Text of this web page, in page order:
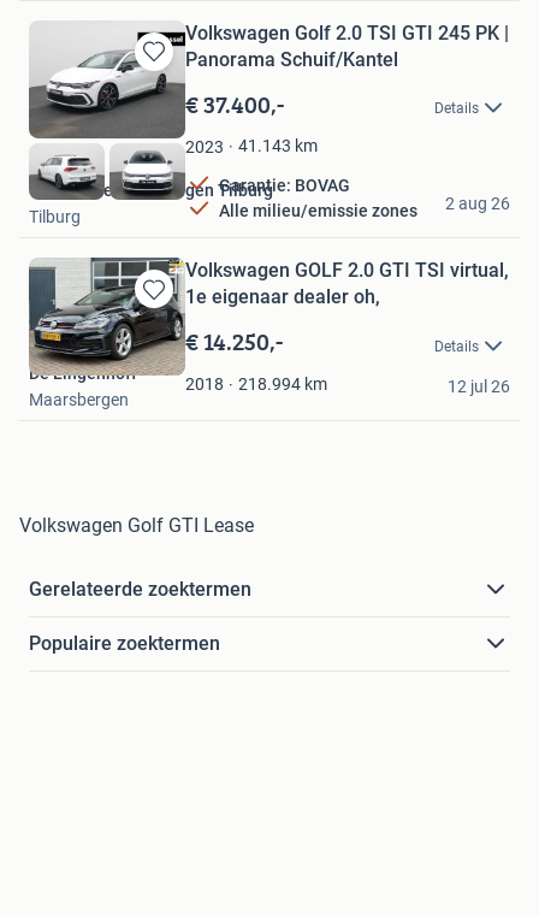
Bewaren
in
Favorieten
Volkswagen Golf 2.0 TSI GTI 245 PK |
Panorama Schuif/Kantel
€ 37.400,- Details
2023 41.143 km
Garantie: BOVAG
Alle milieu/emissie zones
Van Mossel Volkswagen Tilburg
Tilburg
2 aug 26
Bewaren
in
Mijn
Favorieten
Volkswagen GOLF 2.0 GTI TSI virtual,
1e eigenaar dealer oh,
€ 14.250,- Details
2018 218.994 km
De Lingenhoff
Maarsbergen
12 jul 26
Volkswagen Golf GTI Lease
Gerelateerde zoektermen
Populaire zoektermen